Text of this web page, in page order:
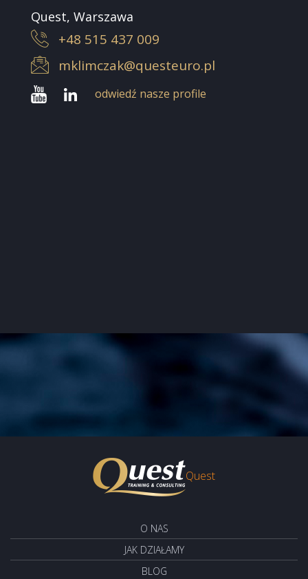
Quest, Warszawa
+48 515 437 009
mklimczak@questeuro.pl
odwiedź nasze profile
Quest
O NAS
JAK DZIAŁAMY
BLOG